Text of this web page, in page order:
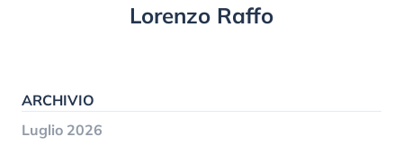
Lorenzo Raffo
ARCHIVIO
Luglio 2026